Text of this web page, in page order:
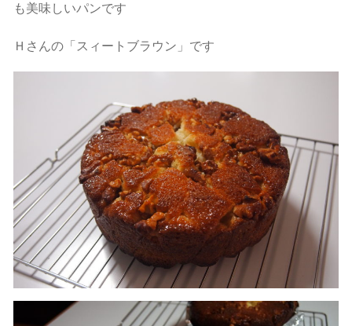
も美味しいパンです
Ｈさんの「スィートブラウン」です